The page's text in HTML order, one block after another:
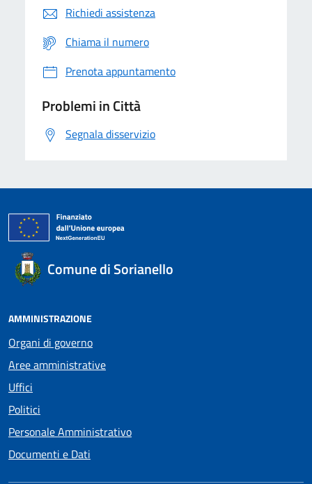
Richiedi assistenza
Chiama il numero
Prenota appuntamento
Problemi in Città
Segnala disservizio
Comune di Sorianello
AMMINISTRAZIONE
Organi di governo
Aree amministrative
Uffici
Politici
Personale Amministrativo
Documenti e Dati